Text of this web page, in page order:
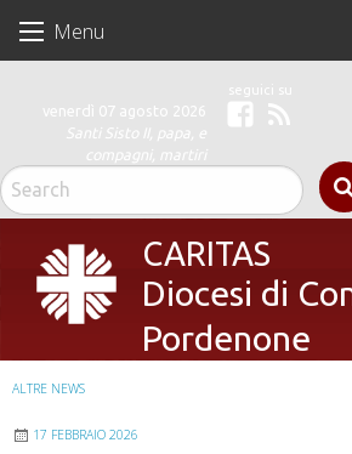
Menu
venerdì 07 agosto 2026
Santi Sisto II, papa, e
compagni, martiri
Facebook
Feed
CARITAS
Diocesi di
Pordenone
ALTRE NEWS
17 FEBBRAIO 2026